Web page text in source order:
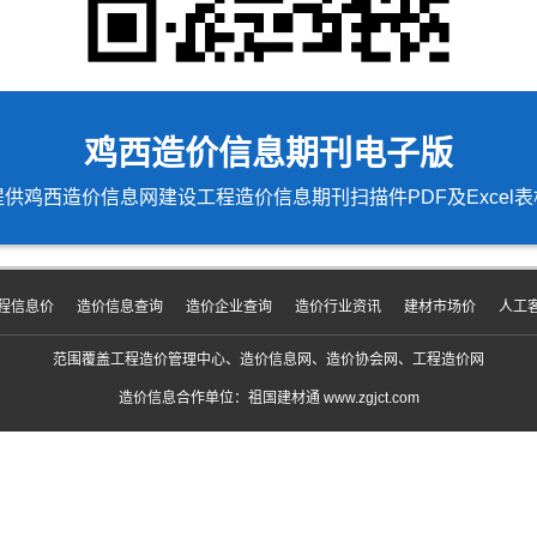
鸡西造价信息期刊电子版
供鸡西造价信息网建设工程造价信息期刊扫描件PDF及Excel表
信息价 造价信息查询 造价企业查询 造价行业资讯 建材市场价 人工
范围覆盖工程造价管理中心、造价信息网、造价协会网、工程造价网
造价信息合作单位：祖国建材通 www.zgjct.com